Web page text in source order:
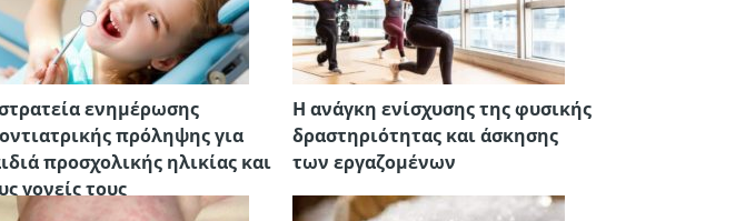
ενημέρωσης
πρόληψης για
προσχολικής ηλικίας και
γονείς τους
H ανάγκη ενίσχυσης της φυσικής
δραστηριότητας και άσκησης
των εργαζομένων